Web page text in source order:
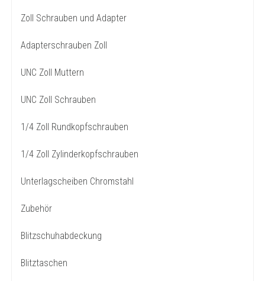
Zoll Schrauben und Adapter
Adapterschrauben Zoll
UNC Zoll Muttern
UNC Zoll Schrauben
1/4 Zoll Rundkopfschrauben
1/4 Zoll Zylinderkopfschrauben
Unterlagscheiben Chromstahl
Zubehör
Blitzschuhabdeckung
Blitztaschen